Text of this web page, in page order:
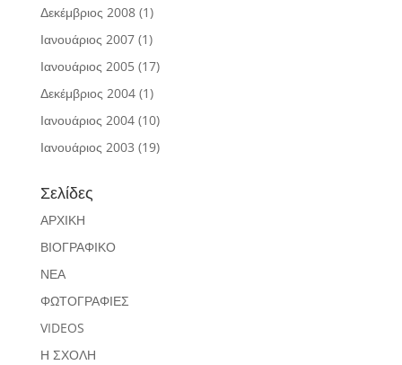
Δεκέμβριος 2008(1)
Ιανουάριος 2007(1)
Ιανουάριος 2005(17)
Δεκέμβριος 2004(1)
Ιανουάριος 2004(10)
Ιανουάριος 2003 (19)
Σελίδες
ΑΡΧΙΚΗ
ΒΙΟΓΡΑΦΙΚΟ
ΝΕΑ
ΦΩΤΟΓΡΑΦΙΕΣ
VIDEOS
Η ΣΧΟΛΗ